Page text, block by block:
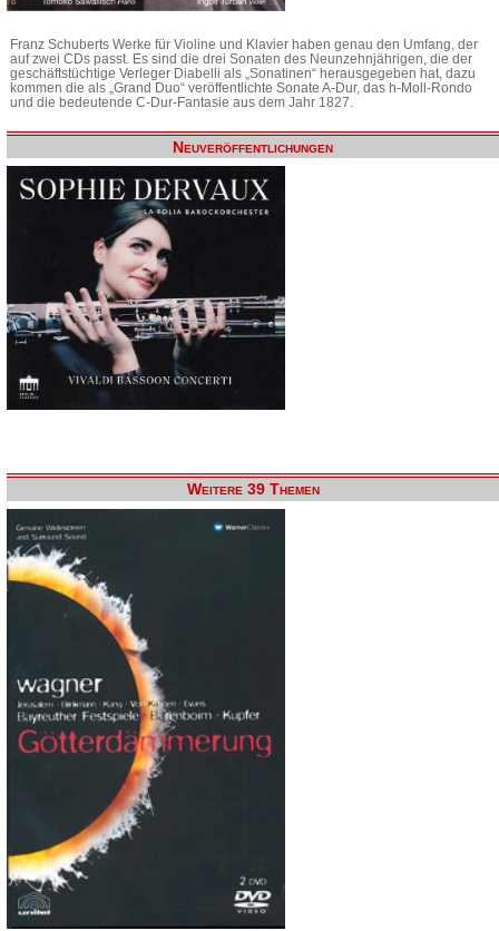
Franz Schuberts Werke für Violine und Klavier haben genau den Umfang, der
auf zwei CDs passt. Es sind die drei Sonaten des Neunzehnjährigen, die der
geschäftstüchtige Verleger Diabelli als „Sonatinen“ herausgegeben hat, dazu
kommen die als „Grand Duo“ veröffentlichte Sonate A-Dur, das h-Moll-Rondo
und die bedeutende C-Dur-Fantasie aus dem Jahr 1827.
Neuveröffentlichungen
Weitere 39 Themen